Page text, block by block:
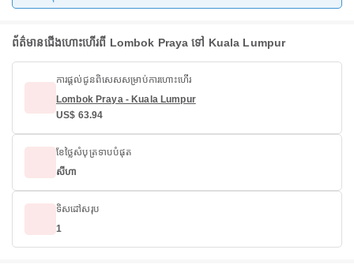
ព័ត៌មានជើងហោះហើរពី Lombok Praya ទៅ Kuala Lumpur
ការផ្តល់ជូនពិសេសសម្រាប់ការហោះហើរ
Lombok Praya - Kuala Lumpur
US$ 63.94
ខែថ្លៃសំបុត្រទាបបំផុត
សីហា
ទិសដៅសរុប
1